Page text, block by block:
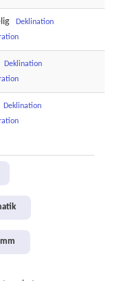
Deklination
Deklination
Deklination